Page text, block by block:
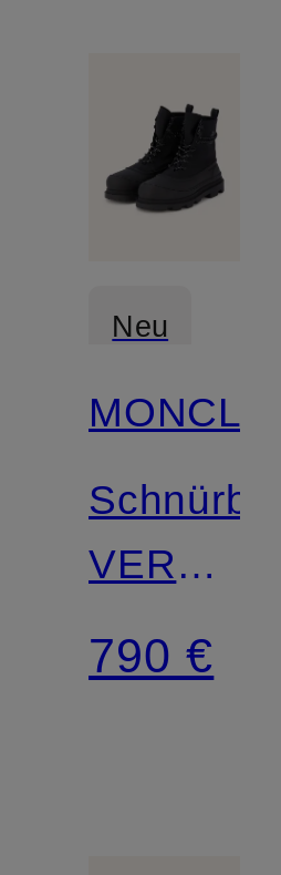
Neu
MONCLER
VERA
SHEAL
790 €